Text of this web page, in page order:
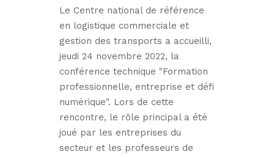
Le Centre national de référence
en logistique commerciale et
gestion des transports a accueilli,
jeudi 24 novembre 2022, la
conférence technique "Formation
professionnelle, entreprise et défi
numérique". Lors de cette
rencontre, le rôle principal a été
joué par les entreprises du
secteur et les professeurs de